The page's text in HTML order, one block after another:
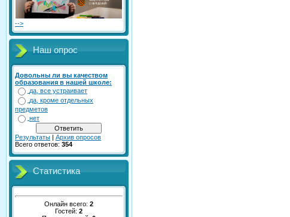
-->
Наш опрос
Довольны ли вы качеством
образования в нашей школе:
да, все устраивает
да, кроме отдельных
предметов
нет
Результаты | Архив опросов
Всего ответов: 354
Статистика
Онлайн всего: 2
Гостей: 2